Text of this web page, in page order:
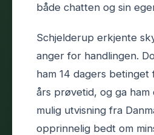
både chatten og sin
Schjelderup erkjente
anger for handlingen.
ham 14 dagers betinget
års prøvetid, og ga ham
mulig utvisning fra
opprinnelig bedt om